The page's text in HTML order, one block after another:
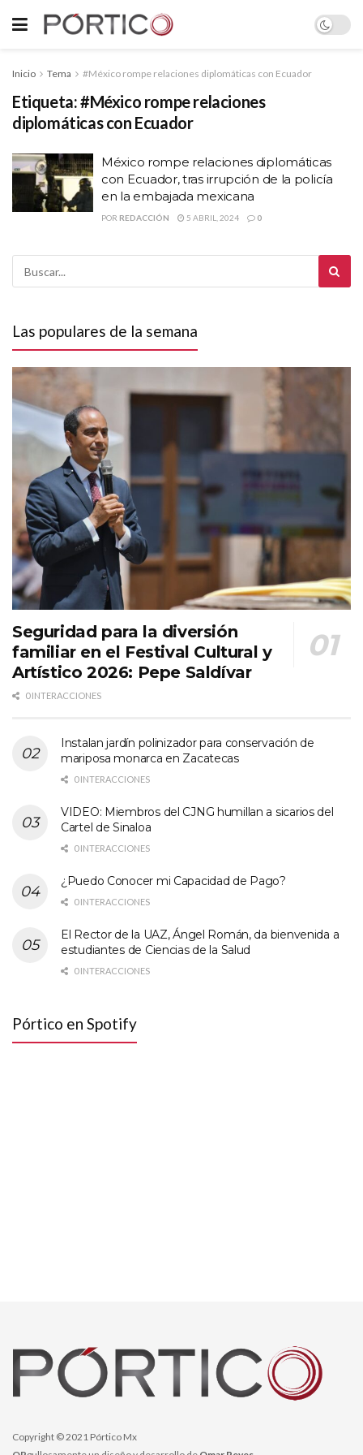
Inicio Tema #México rompe relaciones diplomáticas con Ecuador
Etiqueta:#México rompe relaciones
diplomáticas con Ecuador
México rompe relaciones diplomáticas
con Ecuador, tras irrupción de la policía
en la embajada mexicana
POR REDACCIÓN 5 ABRIL, 2024 0
Las populares de la semana
Seguridad para la diversión
familiar en el Festival Cultural y
Artístico 2026: Pepe Saldívar
0 INTERACCIONES
Instalan jardín polinizador para conservación de
mariposa monarca en Zacatecas
0 INTERACCIONES
VIDEO: Miembros del CJNG humillan a sicarios del
Cartel de Sinaloa
0 INTERACCIONES
¿Puedo Conocer mi Capacidad de Pago?
0 INTERACCIONES
El Rector de la UAZ, Ángel Román, da bienvenida a
estudiantes de Ciencias de la Salud
0 INTERACCIONES
Pórtico en Spotify
Copyright © 2021 Pórtico Mx